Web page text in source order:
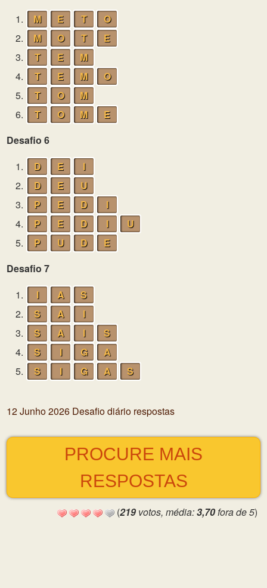
1.
M E T
O
2.
M O T
E
3.
T E
M
4.
T E M
O
5.
T O
M
6.
T O M
E
Desafio 6
1.
D E
I
2.
D E
U
3.
P E D
I
4.
P E D I
U
5.
P U D
E
Desafio 7
1.
I A
S
2.
S A
I
3.
S A I
S
4.
S I G
A
5.
S I G A S
12 Junho 2026 Desafio diário respostas
PROCURE MAIS
RESPOSTAS
(219 votos, média:3,70fora de 5)